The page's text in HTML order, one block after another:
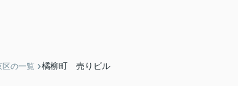
区の一覧 橘柳町 売りビル